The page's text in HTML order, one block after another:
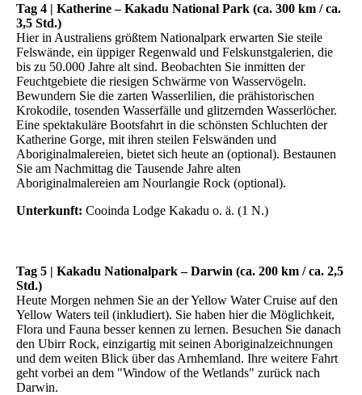
Tag 4 | Katherine – Kakadu National Park (ca. 300 km / ca.
3,5 Std.)
Hier in Australiens größtem Nationalpark erwarten Sie steile
Felswände, ein üppiger Regenwald und Felskunstgalerien, die
bis zu 50.000 Jahre alt sind. Beobachten Sie inmitten der
Feuchtgebiete die riesigen Schwärme von Wasservögeln.
Bewundern Sie die zarten Wasserlilien, die prähistorischen
Krokodile, tosenden Wasserfälle und glitzernden Wasserlöcher.
Eine spektakuläre Bootsfahrt in die schönsten Schluchten der
Katherine Gorge, mit ihren steilen Felswänden und
Aboriginalmalereien, bietet sich heute an (optional). Bestaunen
Sie am Nachmittag die Tausende Jahre alten
Aboriginalmalereien am Nourlangie Rock (optional).
Unterkunft: Cooinda Lodge Kakadu o. ä. (1 N.)
Tag 5 | Kakadu Nationalpark – Darwin (ca. 200 km / ca. 2,5
Std.)
Heute Morgen nehmen Sie an der Yellow Water Cruise auf den
Yellow Waters teil (inkludiert). Sie haben hier die Möglichkeit,
Flora und Fauna besser kennen zu lernen. Besuchen Sie danach
den Ubirr Rock, einzigartig mit seinen Aboriginalzeichnungen
und dem weiten Blick über das Arnhemland. Ihre weitere Fahrt
geht vorbei an dem "Window of the Wetlands" zurück nach
Darwin.